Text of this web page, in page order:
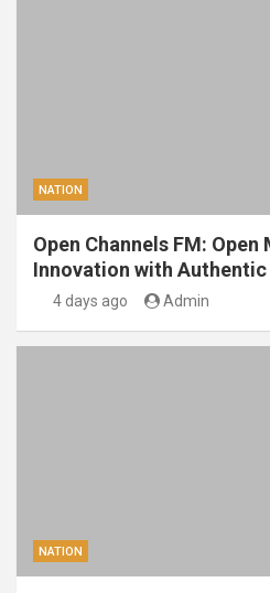
NATION
Open Channels FM:
Innovation with
4 days ago Admin
NATION